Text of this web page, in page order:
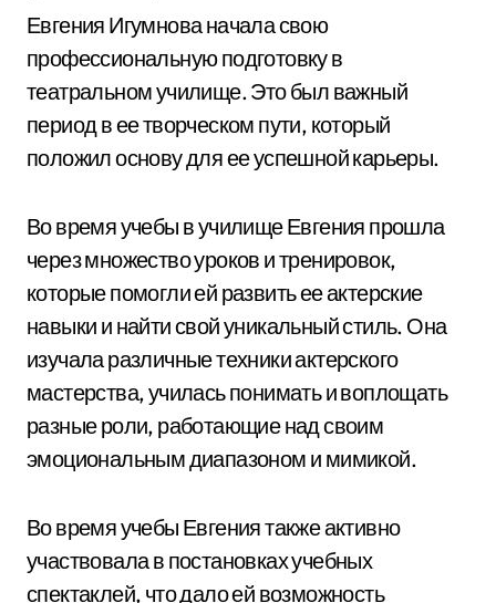
Евгения Игумнова начала свою
профессиональную подготовку в
театральном училище. Это был важный
период в ее творческом пути, который
положил основу для ее успешной карьеры.
Во время учебы в училище Евгения прошла
через множество уроков и тренировок,
которые помогли ей развить ее актерские
навыки и найти свой уникальный стиль. Она
изучала различные техники актерского
мастерства, училась понимать и воплощать
разные роли, работающие над своим
эмоциональным диапазоном и мимикой.
Во время учебы Евгения также активно
участвовала в постановках учебных
спектаклей, что дало ей возможность